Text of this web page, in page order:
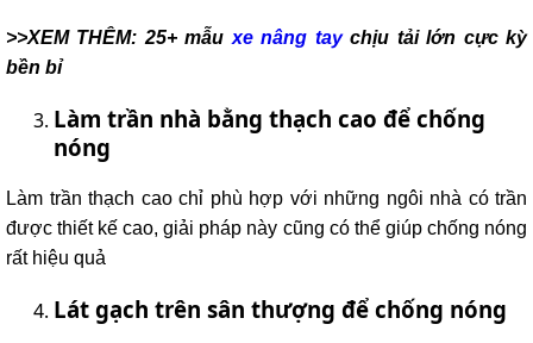
>>XEM THÊM: 25+ mẫu xe nâng taychịu tải lớn cực kỳ
bền bỉ
Làm trần nhà bằng thạch cao để chống
nóng
Làm trần thạch cao chỉ phù hợp với những ngôi nhà có trần
được thiết kế cao, giải pháp này cũng có thể giúp chống nóng
rất hiệu quả
Lát gạch trên sân thượng để chống nóng